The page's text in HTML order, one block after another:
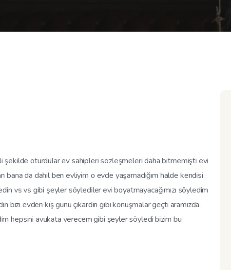
şekilde oturdular ev sahipleri sözleşmeleri daha bitmemişti evi
bana da dahil ben evliyim o evde yaşamadığım halde kendisi
vs vs gibi şeyler söylediler evi boyatmayacağımızı söyledim
bizi evden kış günü çıkardın gibi konuşmalar geçti aramızda.
hepsini avukata verecem gibi şeyler söyledi bizim bu